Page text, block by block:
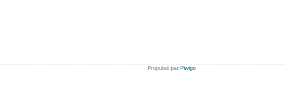
Propulsé par Piwigo